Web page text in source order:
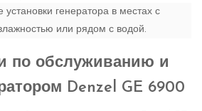
установки генератора в местах с
или рядом с водой.
по обслуживанию и
Denzel GE 6900